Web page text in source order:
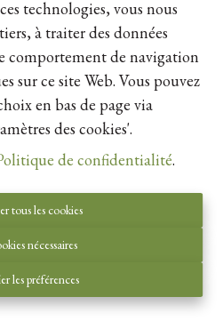
technologies, vous nous
à traiter des données
comportement de navigation
sur ce site Web. Vous pouvez
en bas de page via
des cookies'.
de confidentialité.
tous les cookies
nécessaires
les préférences
|Ref: 22561